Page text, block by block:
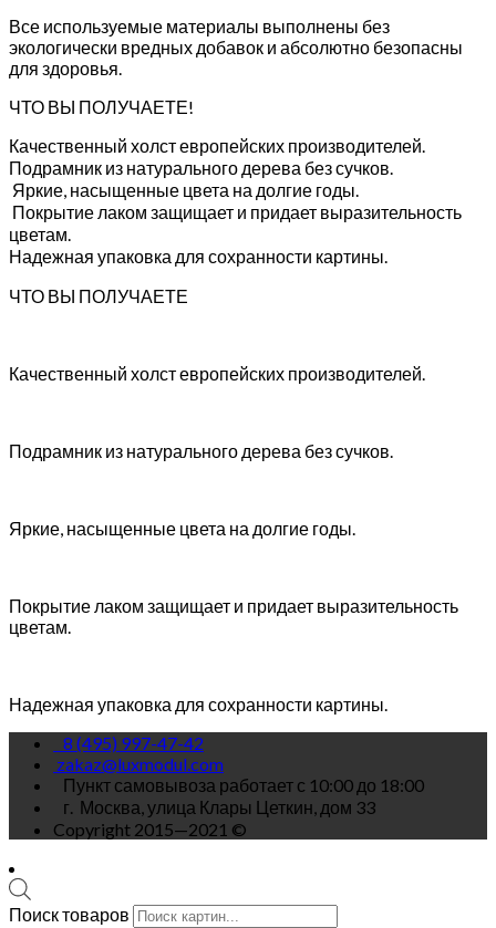
Все используемые материалы выполнены без
экологически вредных добавок и абсолютно безопасны
для здоровья.
ЧТО ВЫ ПОЛУЧАЕТЕ!
Качественный холст европейских производителей.
Подрамник из натурального дерева без сучков.
Яркие, насыщенные цвета на долгие годы.
Покрытие лаком защищает и придает выразительность
цветам.
Надежная упаковка для сохранности картины.
ЧТО ВЫ ПОЛУЧАЕТЕ
Качественный холст европейских производителей.
Подрамник из натурального дерева без сучков.
Яркие, насыщенные цвета на долгие годы.
Покрытие лаком защищает и придает выразительность
цветам.
Надежная упаковка для сохранности картины.
8 (495) 997-47-42
zakaz@luxmodul.com
Пункт самовывоза работает с 10:00 до 18:00
г. Москва, улица Клары Цеткин, дом 33
Copyright 2015—2021 ©
Поиск товаров